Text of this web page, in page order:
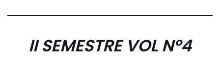
II SEMESTRE VOL Nº4